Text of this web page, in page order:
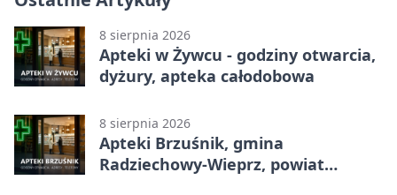
8 sierpnia 2026
Apteki w Żywcu - godziny otwarcia,
dyżury, apteka całodobowa
8 sierpnia 2026
Apteki Brzuśnik, gmina
Radziechowy-Wieprz, powiat